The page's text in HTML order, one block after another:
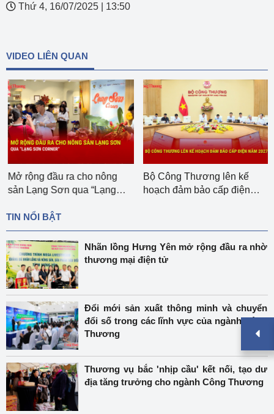
Thứ 4, 16/07/2025 13:50
VIDEO LIÊN QUAN
Mở rộng đầu ra cho nông
sản Lạng Sơn qua “Lạng
Bộ Công Thương lên kế
hoạch đảm bảo cấp điện
TIN NỔI BẬT
Nhãn lồng Hưng Yên mở rộng đầu ra nhờ
thương mại điện tử
Đổi mới sản xuất thông minh và chuyển
đổi số trong các lĩnh vực của ngành Công
Thương
Thương vụ bắc 'nhịp cầu' kết nối, tạo dư
địa tăng trưởng cho ngành Công Thương